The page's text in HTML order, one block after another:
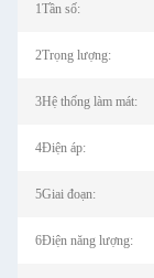
1Tần số:
2Trọng lượng:
3Hệ thống làm mát:
4Điện áp:
5Giai đoạn:
6Điện năng lượng: